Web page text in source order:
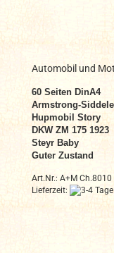
Automobil und
60 Seiten DinA4
Armstrong-
Hupmobil Story
DKW ZM 175 1923
Steyr Baby
Guter Zustand
Art.Nr.: A+M Ch.8010
Lieferzeit: